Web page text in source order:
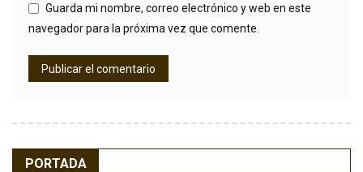
Guarda mi nombre, correo electrónico y web en este
navegador para la próxima vez que comente.
PORTADA